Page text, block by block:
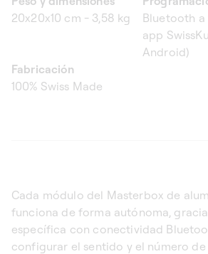
20x20x10 cm - 3,58 kg
Bluetooth a
app
Android)
Fabricación
100% Swiss Made
Cada módulo del Masterbox de
funciona de forma autónoma,
específica con conectividad
configurar el sentido y el número